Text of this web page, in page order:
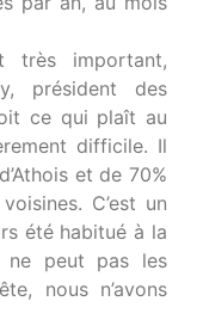
très important,
président des
ce qui plaît au
difficile. Il
et de 70%
C’est un
été habitué à la
ne peut pas les
nous n’avons